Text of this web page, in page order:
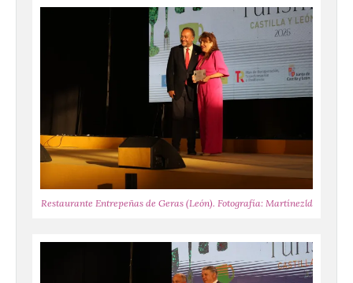
Restaurante Entrepeñas de Geras (León). Fotografía: Martínezld